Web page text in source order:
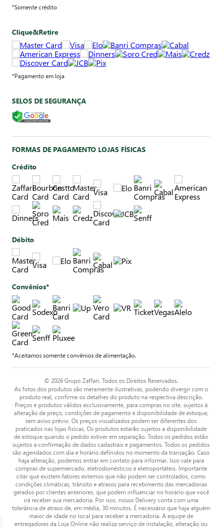
*Somente crédito
Clique&Retire
*Pagamento em loja
SELOS DE SEGURANÇA
FORMAS DE PAGAMENTO LOJAS FÍSICAS
Crédito
Débito
Convênios*
*Aceitamos somente convênios de alimentação.
© 2026 Grupo Zaffari. Todos os Direitos Reservados.
As fotos dos produtos são meramente ilustrativas, podendo divergir com o
produto real, confirme os detalhes do produto na respectiva descrição.
Preços e produtos válidos exclusivamente, para compras no site, sujeitos à
alteração de preço, condições de pagamento e disponibilidade de estoque,
sem aviso prévio. Os preços visualizados podem ser diferentes dos
praticados nas lojas físicas. Os produtos estarão sujeitos a disponibilidade
de estoque quando o pedido estiver em separação. Todos os pedidos estão
sujeitos a confirmação de dados cadastrais e pagamentos. Todos os pedidos
são agendados com dia e horário definidos no momento da transação. Caso
haja alteração, podemos entrar em contato para informar. Isso vale para
compras de supermercado, eletrodomésticos e eletroportáteis. Importante
citar que existem fatores externos que não podem ser controlados, como
condições climáticas, trânsito e atrasos para recebimento das mercadorias
gerados por clientes anteriores, que podem influenciar no horário que você
irá receber sua mercadoria. Por isso, nosso Delivery conta com uma
tolerância de atraso de, em média, 30 minutos. É necessário que haja alguém
maior de idade no local para receber a mercadoria. A equipe de
entregadores da Loja Online não realiza serviço de instalação, alteração ou